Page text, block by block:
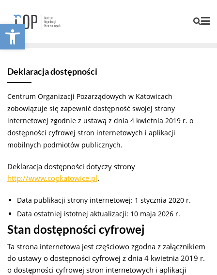
Otwórz pasek narzędzi
Deklaracja dostępności
Centrum Organizacji Pozarządowych w Katowicach
zobowiązuje się zapewnić dostępność swojej strony
internetowej zgodnie z ustawą z dnia 4 kwietnia 2019 r. o
dostępności cyfrowej stron internetowych i aplikacji
mobilnych podmiotów publicznych.
Deklaracja dostępności dotyczy strony
http://www.copkatowice.pl.
Data publikacji strony internetowej: 1 stycznia 2020 r.
Data ostatniej istotnej aktualizacji: 10 maja 2026 r.
Stan dostępności cyfrowej
Ta strona internetowa jest częściowo zgodna z załącznikiem
do ustawy o dostępności cyfrowej z dnia 4 kwietnia 2019 r.
o dostępności cyfrowej stron internetowych i aplikacji